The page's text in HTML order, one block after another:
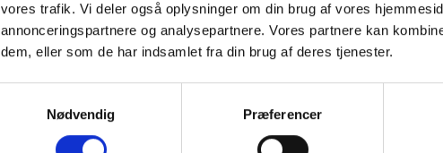
vores trafik. Vi deler også oplysninger om din brug af vores
annonceringspartnere og analysepartnere. Vores partnere kan
dem, eller som de har indsamlet fra din brug af deres tjenester.
Nødvendig
Præferencer
Engangshandske LDPE
Begrænset antal ➤ Kun 290